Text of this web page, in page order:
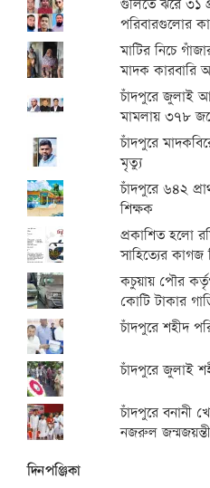
গুলিতে ঝরে ৩১
পরিবারগুলোর
মাটির নিচে
মাদক কারবারি
চাঁদপুরে জুলাই
মামলায় ৩৭৮
চাঁদপুরে
মৃত্যু
চাঁদপুরে ৬৪২
শিক্ষক
প্রকাশিত হলো
সাহিত্যের কাগজ
কচুয়ায় পৌর
কোটি টাকার
চাঁদপুরে শহীদ
চাঁদপুরে জুলাই
চাঁদপুরে বনানী
নজরুল
দিনপঞ্জিকা